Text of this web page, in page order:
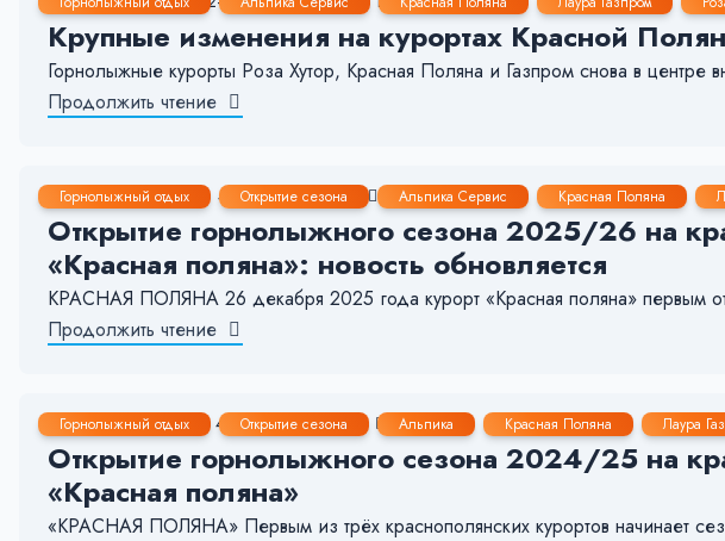
Крупные изменения на курортах Красной
Горнолыжные курорты Роза Хутор, Красная Поляна и Газпром снова в
Продолжить чтение
Горнолыжный отдых Открытие сезона Альпика Сервис Красная Поляна
24 Дек, 2025 4-5 мин. 508 5
Открытие горнолыжного сезона 2025/26 на
«Красная поляна»: новость обновляется
КРАСНАЯ ПОЛЯНА 26 декабря 2025 года курорт «Красная поляна» первым
Продолжить чтение
Горнолыжный отдых Открытие сезона Альпика Красная Поляна Лаура
15 Дек, 2024 4-5 мин. 2549 12
Открытие горнолыжного сезона 2024/25 на
«Красная поляна»
«КРАСНАЯ ПОЛЯНА» Первым из трёх краснополянских курортов начинает